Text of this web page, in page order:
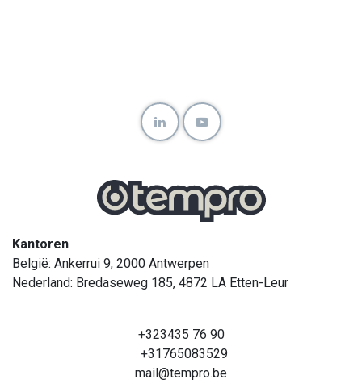
Kantoren
België: Ankerrui 9, 2000 Antwerpen
Nederland: Bredaseweg 185, 4872 LA Etten-Leur
+323435 76 90
+31765083529
mail@tempro.be